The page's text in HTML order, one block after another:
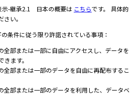
示-継承2.1 日本の概要は こちらです。 具体的
さい。
条件に従う限り許諾されている事項：
全部または一部に自由にアクセスし、データを
ます。
全部または一部のデータを自由に再配布するこ
全部または一部のデータを利用した、データベ